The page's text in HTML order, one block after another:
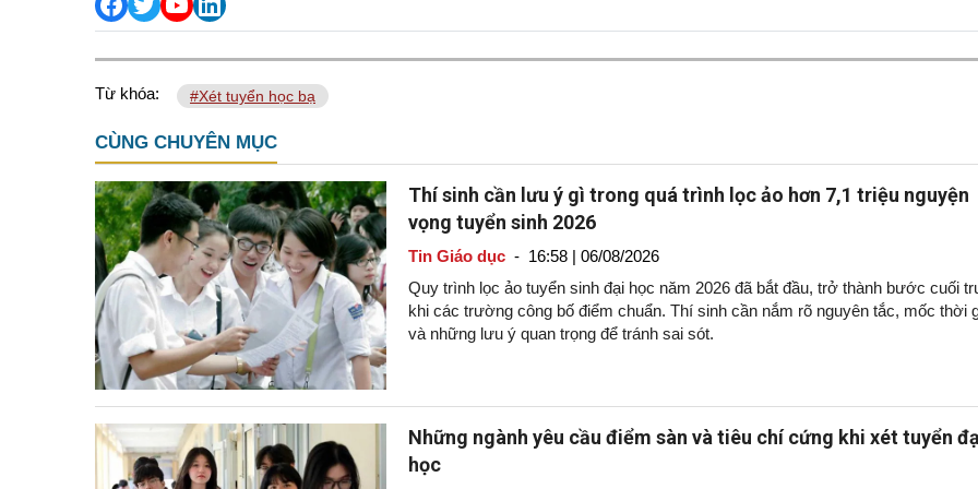
Từ khóa: #Xét tuyển học bạ
CÙNG CHUYÊN MỤC
Thí sinh cần lưu ý gì trong quá trình lọc ảo hơn 7,1 triệu nguyện
vọng tuyển sinh 2026
Tin Giáo dục- 16:58 | 06/08/2026
Quy trình lọc ảo tuyển sinh đại học năm 2026 đã bắt đầu, trở thành bước cuối
khi các trường công bố điểm chuẩn. Thí sinh cần nắm rõ nguyên tắc, mốc thời
và những lưu ý quan trọng để tránh sai sót.
Những ngành yêu cầu điểm sàn và tiêu chí cứng khi xét tuyển
học